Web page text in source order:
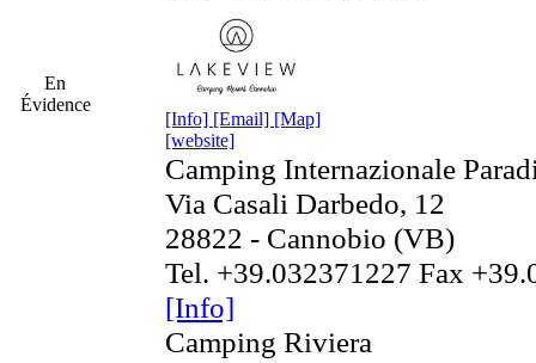
En
Évidence
[Info] [Email] [Map]
[website]
Camping Internazionale
Via Casali Darbedo, 12
28822 - Cannobio (VB)
Tel. +39.032371227 Fax
[Info]
Camping Riviera